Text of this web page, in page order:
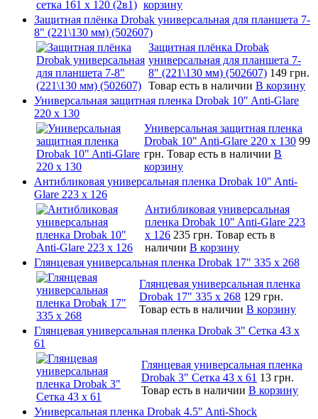
корзину
Защитная плёнка Drobak универсальная для планшета 7-
8" (221\130 мм) (502607)
Защитная плёнка Drobak
универсальная для планшета 7-
8" (221\130 мм) (502607) 149 грн.
Товар есть в наличии В корзину
Универсальная защитная пленка Drobak 10" Anti-Glare
220 x 130
Универсальная защитная пленка
Drobak 10" Anti-Glare 220 x 130 99
грн. Товар есть в наличии В
корзину
Антибликовая универсальная пленка Drobak 10" Anti-
Glare 223 x 126
Антибликовая универсальная
пленка Drobak 10" Anti-Glare 223
x 126 235 грн. Товар есть в
наличии В корзину
Глянцевая универсальная пленка Drobak 17" 335 х 268
Глянцевая универсальная пленка
Drobak 17" 335 х 268 129 грн.
Товар есть в наличии В корзину
Глянцевая универсальная пленка Drobak 3" Сетка 43 x
61
Глянцевая универсальная пленка
Drobak 3" Сетка 43 x 61 13 грн.
Товар есть в наличии В корзину
Универсальная пленка Drobak 4.5" Anti-Shock